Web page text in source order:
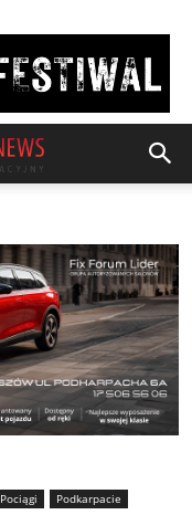
Pociągi Podkarpacie